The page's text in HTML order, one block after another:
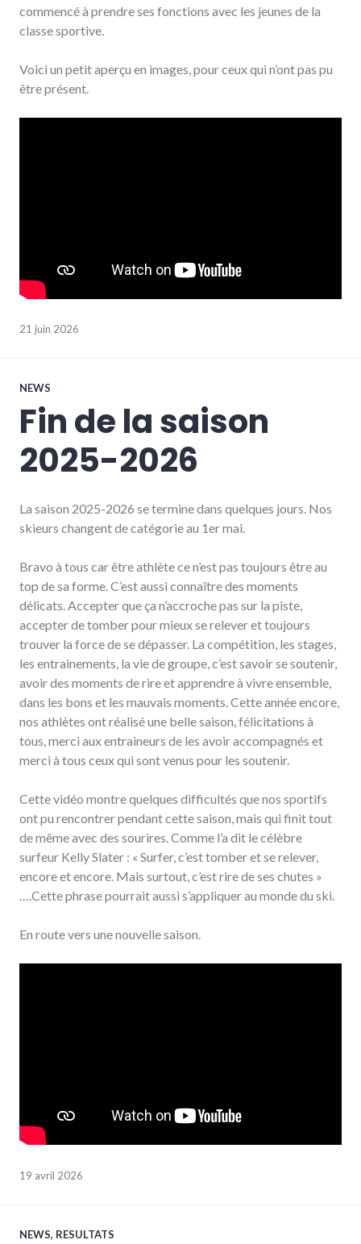
commencé à prendre ses fonctions avec les jeunes de la
classe sportive.
Voici un petit aperçu en images, pour ceux qui n’ont pas pu
être présent.
21 juin 2026
NEWS
Fin de la saison
2025-2026
La saison 2025-2026 se termine dans quelques jours. Nos
skieurs changent de catégorie au 1er mai.
Bravo à tous car être athlète ce n’est pas toujours être au
top de sa forme. C’est aussi connaître des moments
délicats. Accepter que ça n’accroche pas sur la piste,
accepter de tomber pour mieux se relever et toujours
trouver la force de se dépasser. La compétition, les stages,
les entrainements, la vie de groupe, c’est savoir se soutenir,
avoir des moments de rire et apprendre à vivre ensemble,
dans les bons et les mauvais moments. Cette année encore,
nos athlètes ont réalisé une belle saison, félicitations à
tous, merci aux entraineurs de les avoir accompagnés et
merci à tous ceux qui sont venus pour les soutenir.
Cette vidéo montre quelques difficultés que nos sportifs
ont pu rencontrer pendant cette saison, mais qui finit tout
de même avec des sourires. Comme l’a dit le célèbre
surfeur Kelly Slater : « Surfer, c’est tomber et se relever,
encore et encore. Mais surtout, c’est rire de ses chutes »
….Cette phrase pourrait aussi s’appliquer au monde du ski.
En route vers une nouvelle saison.
19 avril 2026
NEWS, RESULTATS